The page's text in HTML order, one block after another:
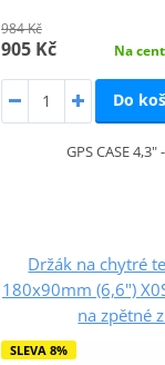
984 Kč
905 Kč Na
Do
GPS CASE 4,3"
Držák na chytré
180x90mm (6,6")
na zpětné
SLEVA 8%